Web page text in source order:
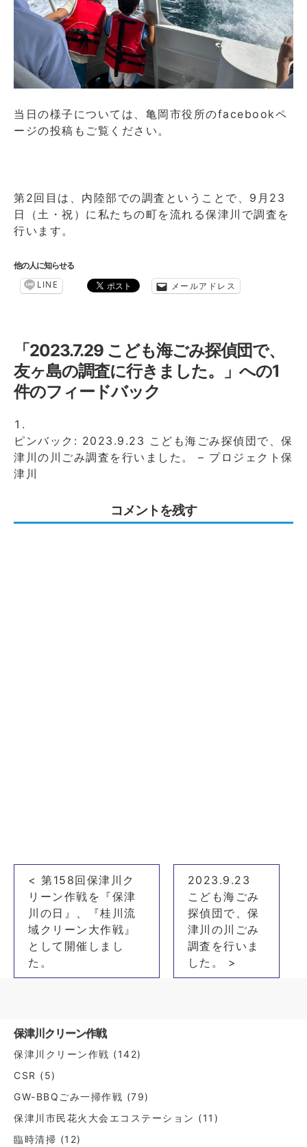
当日の様子については、亀岡市役所のfacebookペ
ージの投稿もご覧ください。
第2回目は、内陸部での調査ということで、9月23
日（土・祝）に私たちの町を流れる保津川で調査を
行います。
他の人に知らせる
LINE メールアドレス
「2023.7.29 こども海ごみ探偵団で、
友ヶ島の調査に行きました。
」への1
件のフィードバック
ピンバック: 2023.9.23 こども海ごみ探偵団で、保
津川の川ごみ調査を行いました。 – プロジェクト保
津川
コメントを残す
ー
ン
< 第158回保津川ク
リーン作戦を『保津
川の日』、『桂川流
域クリーン大作戦』
として開催しまし
た。
2023.9.23
こども海ごみ
探偵団で、保
津川の川ごみ
調査を行いま
した。 >
保津川クリーン作戦
保津川クリーン作戦 (142)
CSR (5)
GW-BBQごみ一掃作戦 (79)
保津川市民花火大会エコステーション (11)
臨時清掃 (12)